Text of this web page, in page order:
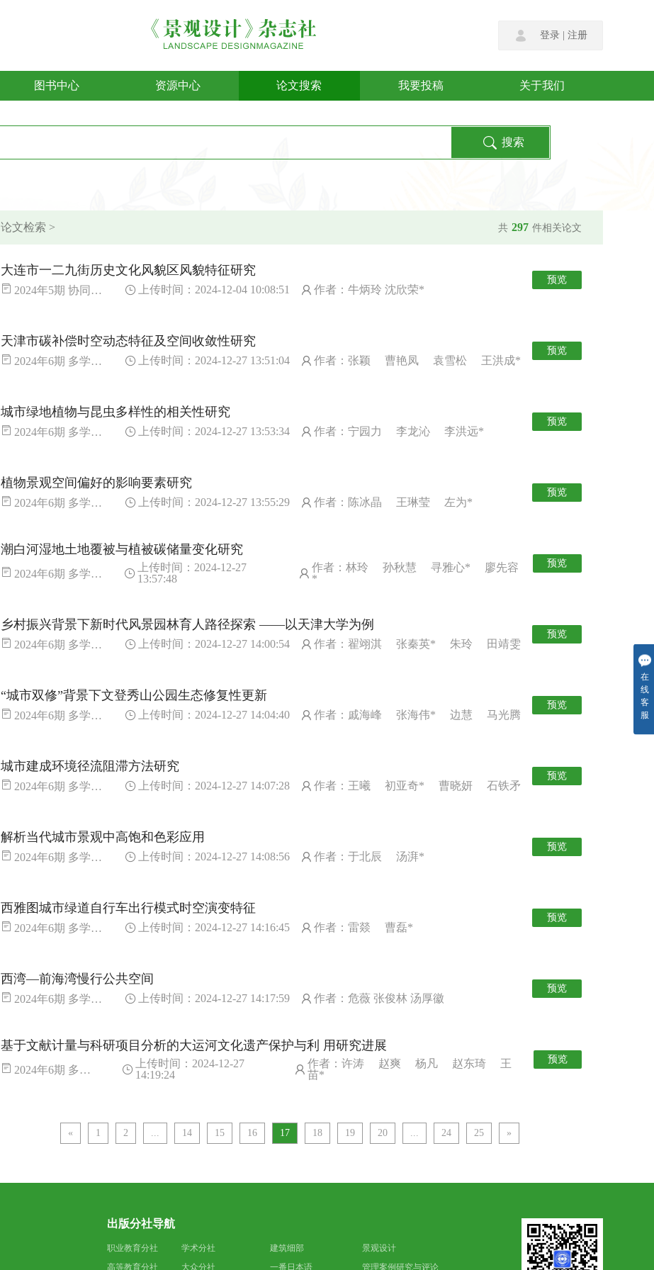
登录 注册
图书中心 资源中心 论文搜索 我要投稿 关于我们
论文检索 > 共 297 件相关论文
大连市一二九街历史文化风貌区风貌特征研究
2024年5期 协同发展——遗产保护与数字修复 上传时间：2024-12-04 10:08:51 作者：牛炳玲 沈欣荣*
预览
天津市碳补偿时空动态特征及空间收敛性研究
2024年6期 多学科视野下的风景园林研究与实践 上传时间：2024-12-27 13:51:04 作者：张颖 曹艳凤 袁雪松 王洪成*
预览
城市绿地植物与昆虫多样性的相关性研究
2024年6期 多学科视野下的风景园林研究与实践 上传时间：2024-12-27 13:53:34 作者：宁园力 李龙沁 李洪远*
预览
植物景观空间偏好的影响要素研究
2024年6期 多学科视野下的风景园林研究与实践 上传时间：2024-12-27 13:55:29 作者：陈冰晶 王琳莹 左为*
预览
潮白河湿地土地覆被与植被碳储量变化研究
2024年6期 多学科视野下的风景园林研究与实践
上传时间：2024-12-27
13:57:48
作者：林玲 孙秋慧 寻雅心* 廖先容
*
预览
乡村振兴背景下新时代风景园林育人路径探索 ——以天津大学为例
2024年6期 多学科视野下的风景园林研究与实践 上传时间：2024-12-27 14:00:54 作者：翟翊淇 张秦英* 朱玲 田靖雯
预览
“城市双修”背景下文登秀山公园生态修复性更新
2024年6期 多学科视野下的风景园林研究与实践 上传时间：2024-12-27 14:04:40 作者：戚海峰 张海伟* 边慧 马光腾
预览
城市建成环境径流阻滞方法研究
2024年6期 多学科视野下的风景园林研究与实践 上传时间：2024-12-27 14:07:28 作者：王曦 初亚奇* 曹晓妍 石铁矛
预览
解析当代城市景观中高饱和色彩应用
2024年6期 多学科视野下的风景园林研究与实践 上传时间：2024-12-27 14:08:56 作者：于北辰 汤湃*
预览
西雅图城市绿道自行车出行模式时空演变特征
2024年6期 多学科视野下的风景园林研究与实践 上传时间：2024-12-27 14:16:45 作者：雷燚 曹磊*
预览
西湾—前海湾慢行公共空间
2024年6期 多学科视野下的风景园林研究与实践 上传时间：2024-12-27 14:17:59 作者：危薇 张俊林 汤厚徽
预览
基于文献计量与科研项目分析的大运河文化遗产保护与利 用研究进展
2024年6期 多学科视野下的风景园林研究与实践
上传时间：2024-12-27
14:19:24
作者：许涛 赵爽 杨凡 赵东琦 王
苗*
预览
« 1 2 ... 14 15 16 17 18 19 20 ... 24 25 »
在
线
客
服
出版分社导航
职业教育分社
学术分社
高等教育分社
大众分社
建筑细部
景观设计
一番日本语
管理案例研究与评论